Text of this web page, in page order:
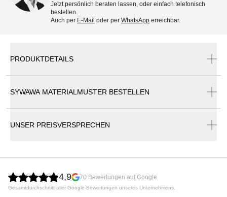
Jetzt persönlich beraten lassen, oder einfach telefonisch
bestellen.
Auch per E-Mail oder per WhatsApp erreichbar.
PRODUKTDETAILS
Sywawa Katalog
Luxury_BE
SYWAWA MATERIALMUSTER BESTELLEN
UNSER PREISVERSPRECHEN
4,9 70 Bewertungen auf Google
Gesamtdurchschnitt aller Google-Bewertungen unseres Unternehmens.